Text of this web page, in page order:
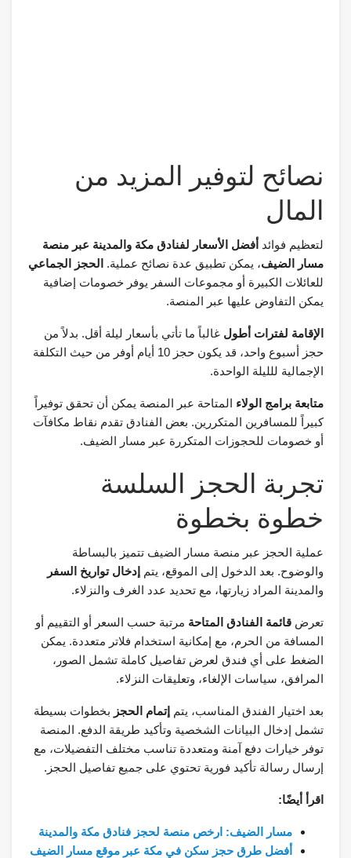
نصائح لتوفير المزيد من
المال
لتعظيم فوائد أفضل الأسعار لفنادق مكة والمدينة عبر منصة
مسار الضيف، يمكن تطبيق عدة نصائح عملية. الحجز الجماعي
للعائلات الكبيرة أو مجموعات السفر يوفر خصومات إضافية
يمكن التفاوض عليها عبر المنصة.
الإقامة لفترات أطول غالباً ما تأتي بأسعار ليلة أقل. بدلاً من
حجز أسبوع واحد، قد يكون حجز 10 أيام أوفر من حيث التكلفة
الإجمالية للليلة الواحدة.
متابعة برامج الولاء المتاحة عبر المنصة يمكن أن تحقق توفيراً
كبيراً للمسافرين المتكررين. بعض الفنادق تقدم نقاط مكافآت
أو خصومات للحجوزات المتكررة عبر مسار الضيف.
تجربة الحجز السلسة
خطوة بخطوة
عملية الحجز عبر منصة مسار الضيف تتميز بالبساطة
والوضوح. بعد الدخول إلى الموقع، يتم إدخال تواريخ السفر
والمدينة المراد زيارتها، مع تحديد عدد الغرف والنزلاء.
تعرض قائمة الفنادق المتاحة مرتبة حسب السعر أو التقييم أو
المسافة من الحرم، مع إمكانية استخدام فلاتر متعددة. يمكن
الضغط على أي فندق لعرض تفاصيل كاملة تشمل الصور،
المرافق، سياسات الإلغاء، وتعليقات النزلاء.
بعد اختيار الفندق المناسب، يتم إتمام الحجز بخطوات بسيطة
تشمل إدخال البيانات الشخصية وتأكيد طريقة الدفع. المنصة
توفر خيارات دفع آمنة ومتعددة تناسب مختلف التفضيلات، مع
إرسال رسالة تأكيد فورية تحتوي على جميع تفاصيل الحجز.
اقرأ أيضًا:
مسار الضيف: ارخص منصة لحجز فنادق مكة والمدينة
أفضل طرق حجز سكن في مكة عبر موقع مسار الضيف